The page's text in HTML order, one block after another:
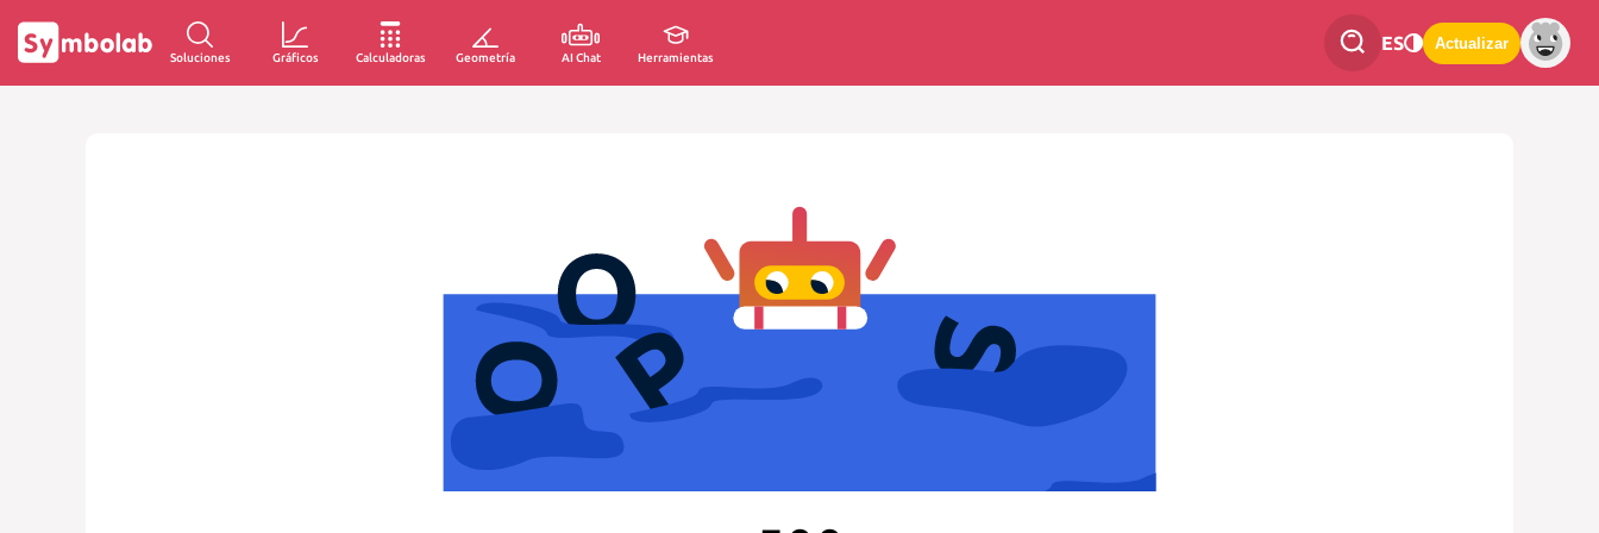
Soluciones Gráficos Calculadoras Geometría AI Chat Herramientas
ES Actualizar